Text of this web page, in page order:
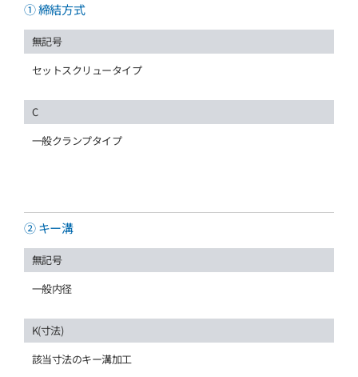
① 締結方式
無記号
セットスクリュータイプ
C
一般クランプタイプ
② キー溝
無記号
一般内径
K(寸法)
該当寸法のキー溝加工